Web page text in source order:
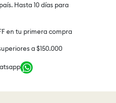
Hasta 10 días para
en tu primera compra
a $150.000